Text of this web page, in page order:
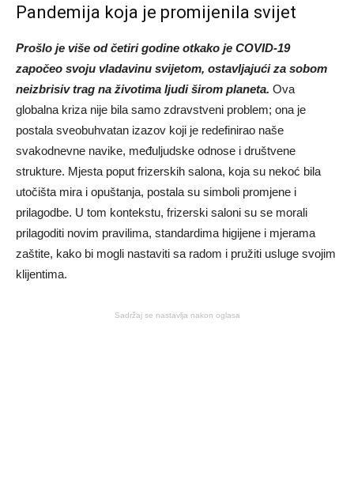
Pandemija koja je promijenila svijet
Prošlo je više od četiri godine otkako je COVID-19
započeo svoju vladavinu svijetom, ostavljajući za sobom
neizbrisiv trag na životima ljudi širom planeta. Ova
globalna kriza nije bila samo zdravstveni problem; ona je
postala sveobuhvatan izazov koji je redefinirao naše
svakodnevne navike, međuljudske odnose i društvene
strukture. Mjesta poput frizerskih salona, koja su nekoć bila
utočišta mira i opuštanja, postala su simboli promjene i
prilagodbe. U tom kontekstu, frizerski saloni su se morali
prilagoditi novim pravilima, standardima higijene i mjerama
zaštite, kako bi mogli nastaviti sa radom i pružiti usluge svojim
klijentima.
Sadržaj se nastavlja nakon oglasa